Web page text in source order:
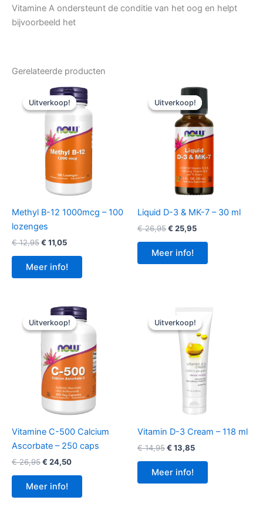
Vitamine A ondersteunt de conditie van het oog en helpt
bijvoorbeeld het
Gerelateerde producten
Uitverkoop!
Uitverkoop!
Methyl B-12 1000mcg – 100
lozenges
€12,95Oorspronkelijke
was:
€ 12,95.
€ 11,05Huidige
is:
€ 11,05.
Meer info!
Uitverkoop!
Uitverkoop!
Liquid D-3 & MK-7 – 30 ml
€26,95Oorspronkelijke
was:
€ 26,95.
€ 25,95Huidige
Meer info!
Uitverkoop!
Uitverkoop!
Vitamine C-500 Calcium
Ascorbate – 250 caps
€26,95Oorspronkelijke
was:
€ 26,95.
€ 24,50Huidige
Meer info!
Uitverkoop!
Uitverkoop!
Vitamin D-3 Cream – 118 ml
€14,95Oorspronkelijke
was:
€ 14,95.
€ 13,85Huidige
Meer info!